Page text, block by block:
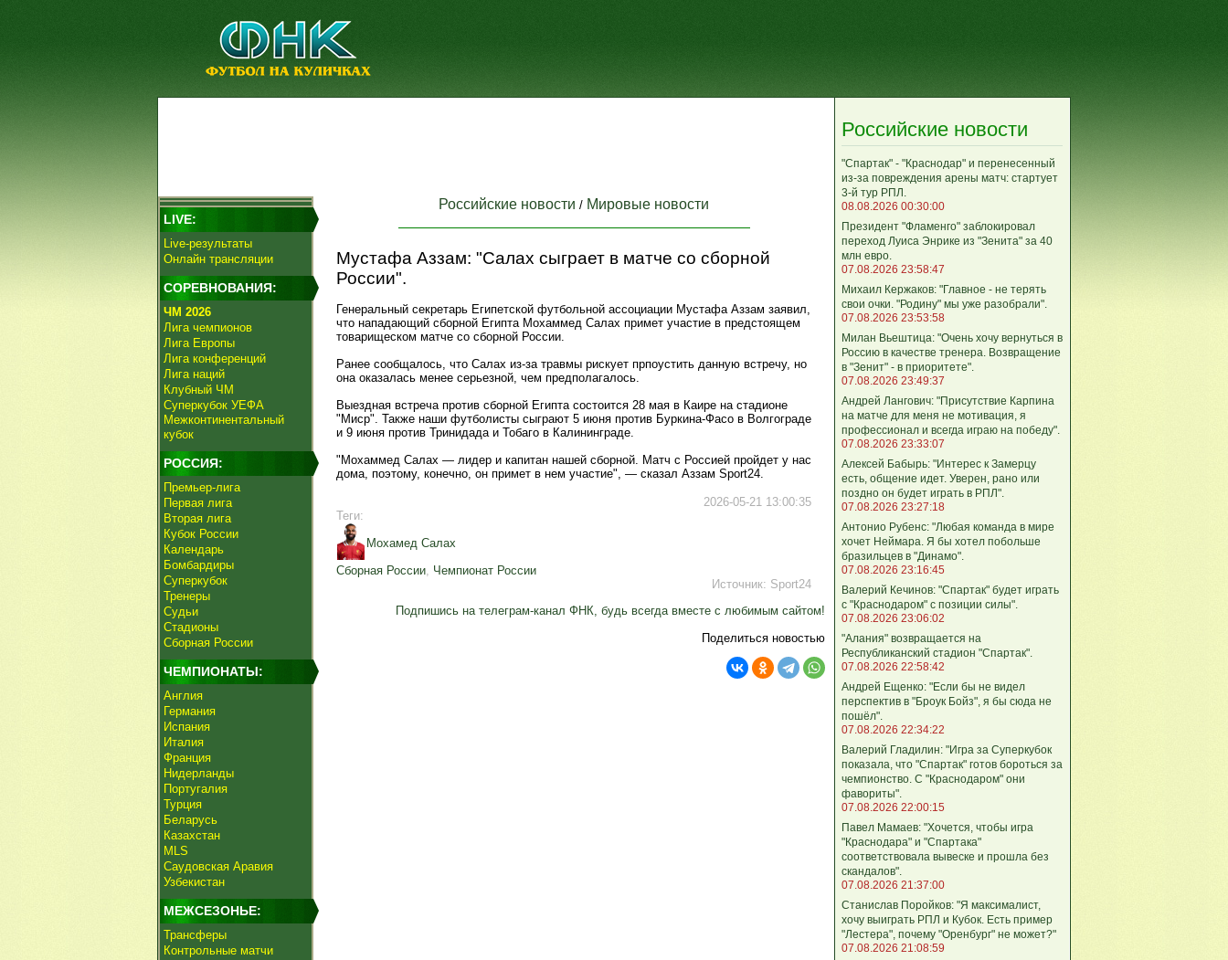
LIVE:
Live-результаты
Онлайн трансляции
СОРЕВНОВАНИЯ:
ЧМ 2026
Лига чемпионов
Лига Европы
Лига конференций
Лига наций
Клубный ЧМ
Суперкубок УЕФА
Межконтинентальный
кубок
РОССИЯ:
Премьер-лига
Первая лига
Вторая лига
Кубок России
Календарь
Бомбардиры
Суперкубок
Тренеры
Судьи
Стадионы
Сборная России
ЧЕМПИОНАТЫ:
Англия
Германия
Испания
Италия
Франция
Нидерланды
Португалия
Турция
Беларусь
Казахстан
MLS
Саудовская Аравия
Узбекистан
МЕЖСЕЗОНЬЕ:
Трансферы
Контрольные матчи
Российские новости / Мировые новости
Мустафа Аззам: "Салах сыграет в матче со сборной
России".
Генеральный секретарь Египетской футбольной ассоциации Мустафа Аззам заявил,
что нападающий сборной Египта Мохаммед Салах примет участие в предстоящем
товарищеском матче со сборной России.
Ранее сообщалось, что Салах из-за травмы рискует прпоустить данную встречу, но
она оказалась менее серьезной, чем предполагалось.
Выездная встреча против сборной Египта состоится 28 мая в Каире на стадионе
"Миср". Также наши футболисты сыграют 5 июня против Буркина-Фасо в Волгограде
и 9 июня против Тринидада и Тобаго в Калининграде.
"Мохаммед Салах — лидер и капитан нашей сборной. Матч с Россией пройдет у нас
дома, поэтому, конечно, он примет в нем участие", — сказал Аззам Sport24.
2026-05-21 13:00:35
Теги:
Мохамед Салах
Сборная России, Чемпионат России
Источник: Sport24
Подпишись на телеграм-канал ФНК, будь всегда вместе с любимым сайтом!
Поделиться новостью
Российские новости
"Спартак" - "Краснодар" и перенесенный
из-за повреждения арены матч: стартует
3-й тур РПЛ.
08.08.2026 00:30:00
Президент "Фламенго" заблокировал
переход Луиса Энрике из "Зенита" за 40
млн евро.
07.08.2026 23:58:47
Михаил Кержаков: "Главное - не терять
свои очки. "Родину" мы уже разобрали".
07.08.2026 23:53:58
Милан Вьештица: "Очень хочу вернуться в
Россию в качестве тренера. Возвращение
в "Зенит" - в приоритете".
07.08.2026 23:49:37
Андрей Лангович: "Присутствие Карпина
на матче для меня не мотивация, я
профессионал и всегда играю на победу".
07.08.2026 23:33:07
Алексей Бабырь: "Интерес к Замерцу
есть, общение идет. Уверен, рано или
поздно он будет играть в РПЛ".
07.08.2026 23:27:18
Антонио Рубенс: "Любая команда в мире
хочет Неймара. Я бы хотел побольше
бразильцев в "Динамо".
07.08.2026 23:16:45
Валерий Кечинов: "Спартак" будет играть
с "Краснодаром" с позиции силы".
07.08.2026 23:06:02
"Алания" возвращается на
Республиканский стадион "Спартак".
07.08.2026 22:58:42
Андрей Ещенко: "Если бы не видел
перспектив в "Броук Бойз", я бы сюда не
пошёл".
07.08.2026 22:34:22
Валерий Гладилин: "Игра за Суперкубок
показала, что "Спартак" готов бороться за
чемпионство. С "Краснодаром" они
фавориты".
07.08.2026 22:00:15
Павел Мамаев: "Хочется, чтобы игра
"Краснодара" и "Спартака"
соответствовала вывеске и прошла без
скандалов".
07.08.2026 21:37:00
Станислав Поройков: "Я максималист,
хочу выиграть РПЛ и Кубок. Есть пример
"Лестера", почему "Оренбург" не может?"
07.08.2026 21:08:59